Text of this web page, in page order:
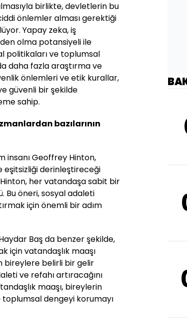
birlikte, devletlerin bu
önlemler alması gerektiği
Yapay zeka, iş
olma potansiyeli ile
politikaları ve toplumsal
daha fazla araştırma ve
önlemleri ve etik kurallar,
güvenli bir şekilde
sahip.
bazılarının
insanı Geoffrey Hinton,
eşitsizliği derinleştireceği
her vatandaşa sabit bir
Bu öneri, sosyal adaleti
için önemli bir adım
Baş da benzer şekilde,
için vatandaşlık maaşı
bireylere belirli bir gelir
ve refahı artıracağını
maaşı, bireylerin
dengeyi korumayı